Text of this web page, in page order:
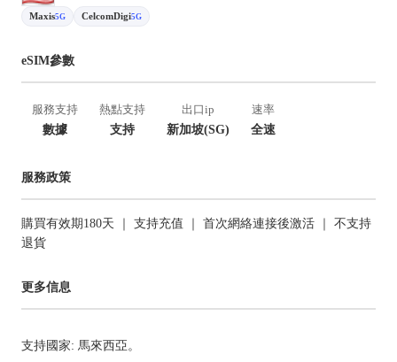
Maxis5G CelcomDigi5G
eSIM參數
服務支持
數據
熱點支持
支持
出口ip
新加坡(SG)
速率
全速
服務政策
購買有效期180天 ｜ 支持充值 ｜ 首次網絡連接後激活 ｜ 不支持
退貨
更多信息
支持國家: 馬來西亞。